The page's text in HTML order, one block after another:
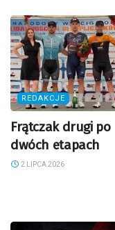
REDAKCJE
Frątczak drugi po
dwóch etapach
2 LIPCA 2026